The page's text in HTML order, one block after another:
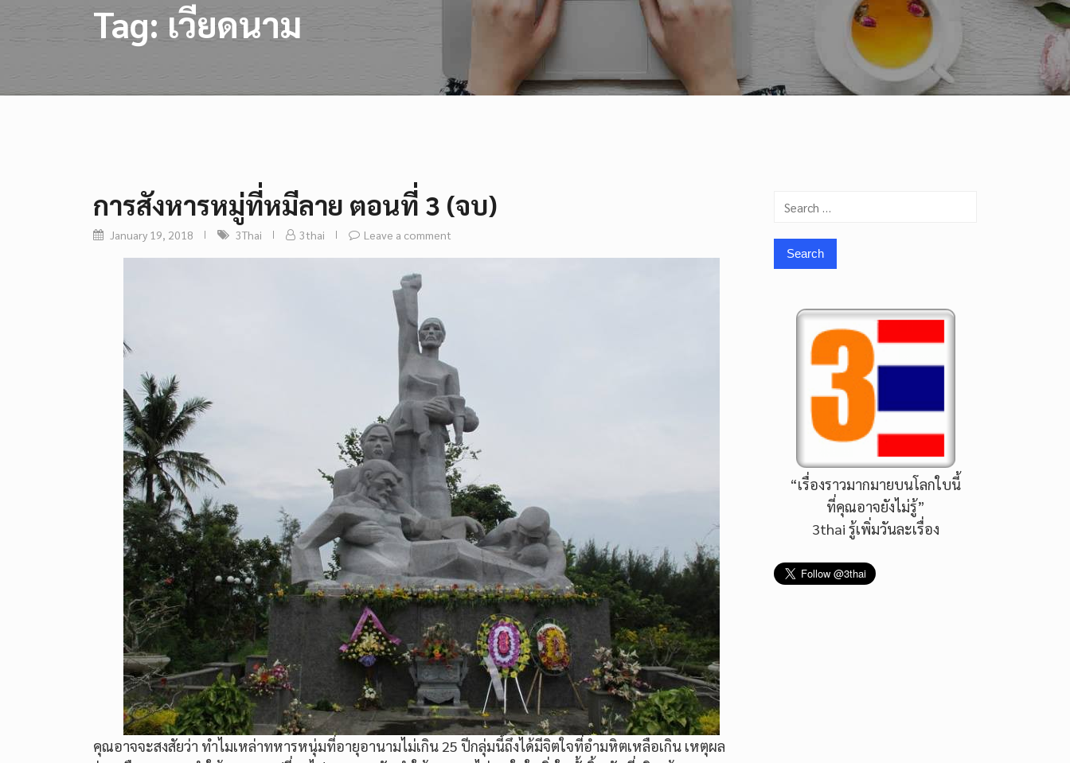
Tag: เวียดนาม
การสังหารหมู่ที่หมีลาย ตอนที่ 3 (จบ)
January 19, 2018 3Thai 3thai Leave a comment
คุณอาจจะสงสัยว่า ทำไมเหล่าทหารหนุ่มที่อายุอานามไม่เกิน 25 ปีกลุ่มนี้ถึงได้มีจิตใจที่อำมหิตเหลือเกิน เหตุผล
Search
“เรื่องราวมากมายบนโลกใบนี้
ที่คุณอาจยังไม่รู้”
3thai รู้เพิ่มวันละเรื่อง